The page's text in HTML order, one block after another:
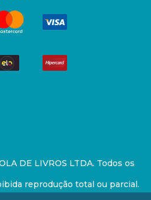
DE LIVROS LTDA. Todos os
reprodução total ou parcial.